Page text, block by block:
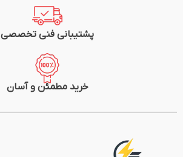
پشتیبانی فنی تخصصی
خرید مطمئن و آسان